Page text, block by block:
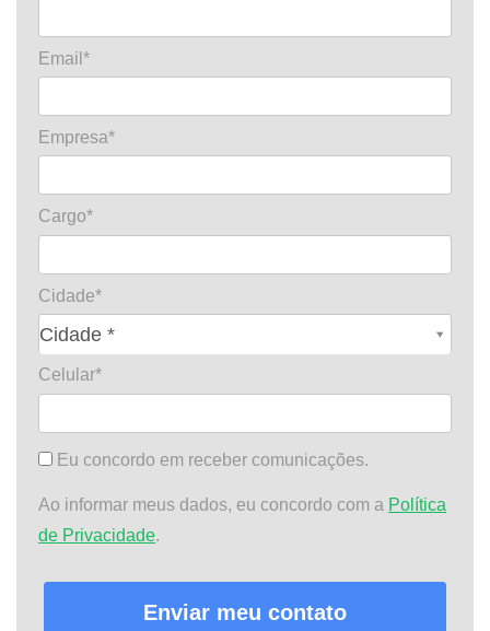
Email*
Empresa*
Cargo*
Cidade*
Cidade *
Cidade*
Celular*
Eu concordo em receber comunicações.
Ao informar meus dados, eu concordo com a Política
de Privacidade.
Enviar meu contato